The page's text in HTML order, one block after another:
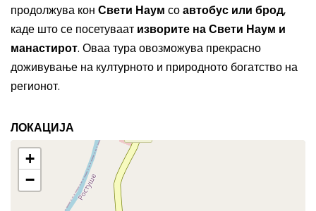
продолжува кон Свети Наум соавтобус или брод,
каде што се посетуваат изворите на Свети Наум и
манастирот. Оваа тура овозможува прекрасно
доживување на културното и природното богатство на
регионот.
ЛОКАЦИЈА
+
−